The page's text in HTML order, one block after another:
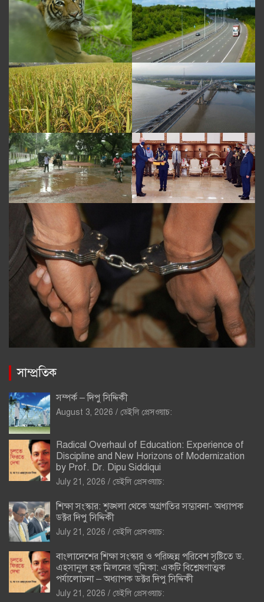
সাম্প্রতিক
সম্পর্ক – দিপু সিদ্দিকী
August 3, 2026 ডেইলি প্রেসওয়াচ:
Radical Overhaul of Education: Experience of
Discipline and New Horizons of Modernization
by Prof. Dr. Dipu Siddiqui
July 21, 2026 ডেইলি প্রেসওয়াচ:
শিক্ষা সংস্কার: শৃঙ্খলা থেকে অগ্রগতির সম্ভাবনা- অধ্যাপক
ডক্টর দিপু সিদ্দিকী
July 21, 2026 ডেইলি প্রেসওয়াচ:
বাংলাদেশের শিক্ষা সংস্কার ও পরিচ্ছন্ন পরিবেশ সৃষ্টিতে ড.
এহসানুল হক মিলনের ভূমিকা: একটি বিশ্লেষণাত্মক
পর্যালোচনা – অধ্যাপক ডক্টর দিপু সিদ্দিকী
July 21, 2026 ডেইলি প্রেসওয়াচ: